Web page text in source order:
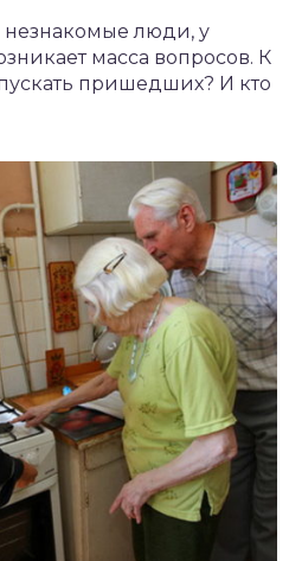
незнакомые люди, у
масса вопросов. К
пришедших? И кто